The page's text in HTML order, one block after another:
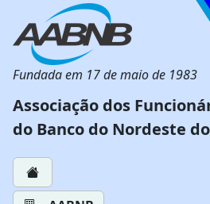
Fundada em 17 de maio de 1983
Associação dos
do Banco do Nordeste